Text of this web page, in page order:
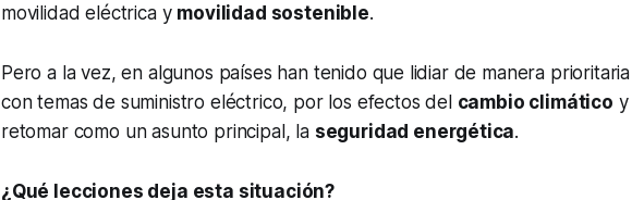
movilidad eléctrica y movilidad sostenible.
Pero a la vez, en algunos países han tenido que lidiar de manera
con temas de suministro eléctrico, por los efectos del cambio climático y
retomar como un asunto principal, la seguridad energética.
¿Qué lecciones deja esta situación?